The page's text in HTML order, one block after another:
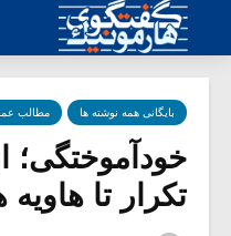
بایگانی همه نوشته ها مطالب
خودآموختگی؛
تکرار تا هاویه